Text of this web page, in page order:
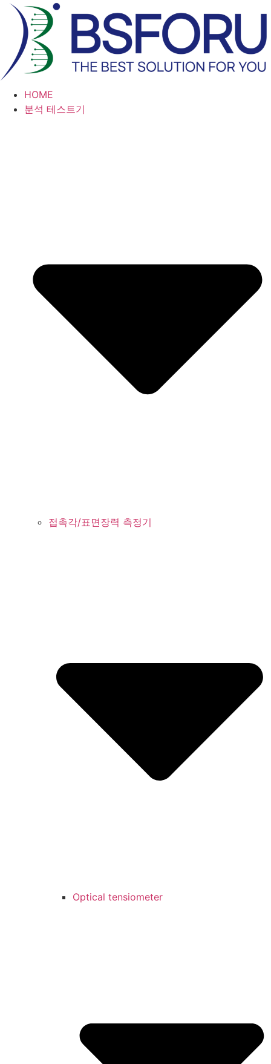
건
너
HOME
분석 테스트기
접촉각/표면장력 측정기
Optical tensiometer